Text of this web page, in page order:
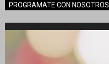
PROGRAMATE CON NOSOTROS
Reproductor